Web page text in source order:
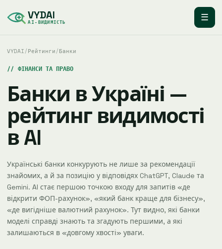
VYDAI
AI-ВИДИМІСТЬ ☰
VYDAI/Рейтинги/Банки
ФІНАНСИ ТА ПРАВО
Банки в Україні —
рейтинг видимості
в AI
Українські банки конкурують не лише за рекомендації
знайомих, а й за позицію у відповідях ChatGPT, Claude та
Gemini. AI стає першою точкою входу для запитів «де
відкрити ФОП-рахунок», «який банк краще для бізнесу»,
«де вигідніше валютний рахунок». Тут видно, які банки
моделі справді знають та згадують першими, а які
залишаються в «довгому хвості» уваги.